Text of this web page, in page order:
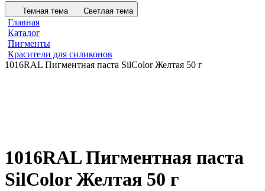
Темная тема Светлая тема
Главная
Каталог
Пигменты
Красители для силиконов
1016RAL Пигментная паста SilColor Желтая 50 г
1016RAL Пигментная паста
SilColor Желтая 50 г